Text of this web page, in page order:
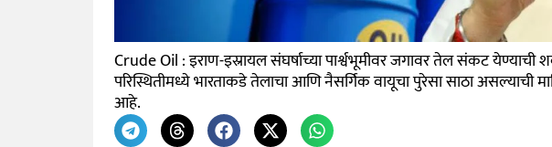
Crude Oil : इराण-इस्रायल संघर्षाच्या पार्श्वभूमीवर जगावर तेल संकट
परिस्थितीमध्ये भारताकडे तेलाचा आणि नैसर्गिक वायूचा पुरेसा साठा असल्याची
आहे.